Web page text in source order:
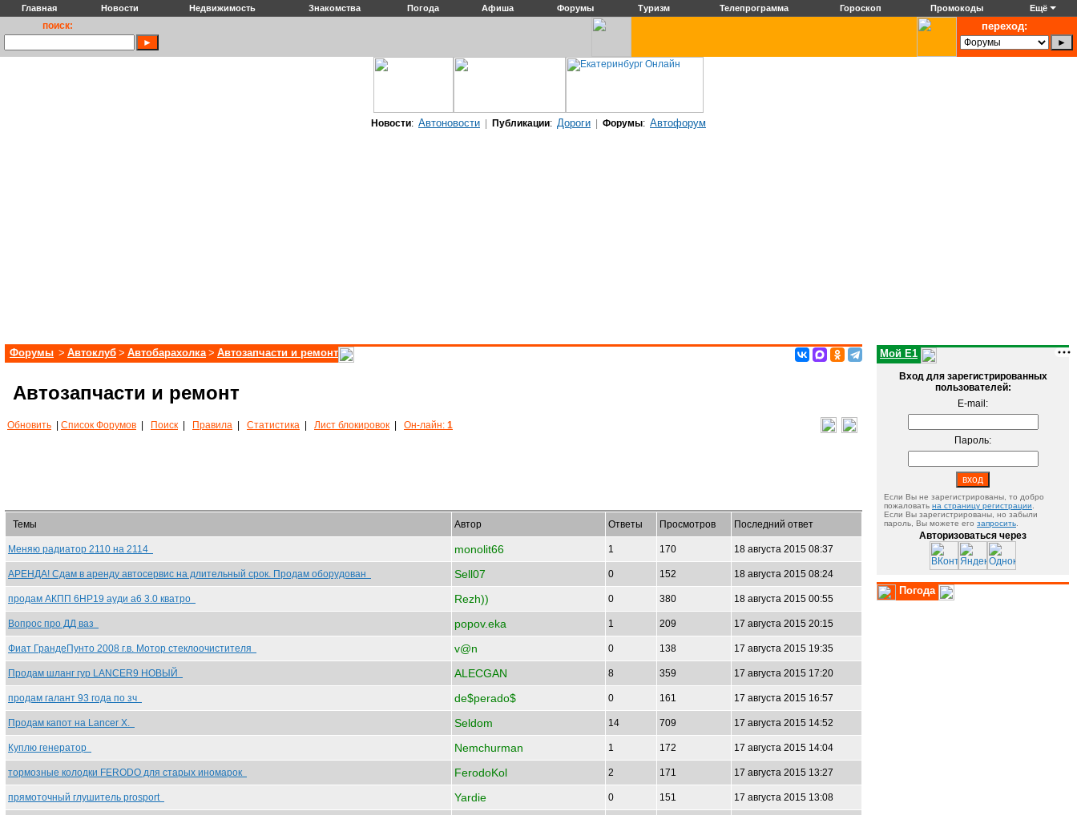
Главная Новости Недвижимость Знакомства Погода Афиша Форумы Туризм Телепрограмма Гороскоп Промокоды Ещё
поиск: переход:
Новости: Автоновости Публикации: Дороги Форумы: Автофорум
Форумы > Автоклуб > Автобарахолка > Автозапчасти и ремонт
Автозапчасти и ремонт
Обновить Список Форумов Поиск Правила Статистика Лист блокировок Он-лайн: 1
Темы Автор Ответы Просмотров Последний ответ
Меняю радиатор 2110 на 2114 monolit66 1 170 18 августа 2015 08:37
АРЕНДА! Сдам в аренду автосервис на длительный срок. Продам оборудован Sell07 0 152 18 августа 2015 08:24
продам АКПП 6HP19 ауди а6 3.0 кватро Rezh)) 0 380 18 августа 2015 00:55
Вопрос про ДД ваз popov.eka 1 209 17 августа 2015 20:15
Фиат ГрандеПунто 2008 г.в. Мотор стеклоочистителя v@n 0 138 17 августа 2015 19:35
Продам шланг гур LANCER9 НОВЫЙ ALECGAN 8 359 17 августа 2015 17:20
продам галант 93 года по зч de$perado$ 0 161 17 августа 2015 16:57
Продам капот на Lancer X. Seldom 14 709 17 августа 2015 14:52
Куплю генератор Nemchurman 1 172 17 августа 2015 14:04
тормозные колодки FERODO для старых иномарок FerodoKol 2 171 17 августа 2015 13:27
прямоточный глушитель prosport Yardie 0 151 17 августа 2015 13:08
Мой E1
Вход для зарегистрированных
пользователей:
E-mail:
Пароль:
Если Вы не зарегистрированы, то добро
пожаловать на страницу регистрации
Если Вы зарегистрированы, но забыли
пароль, Вы можете его запросить
Авторизоваться через
Погода